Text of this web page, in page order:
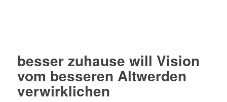
besser zuhause will Vision
vom besseren Altwerden
verwirklichen